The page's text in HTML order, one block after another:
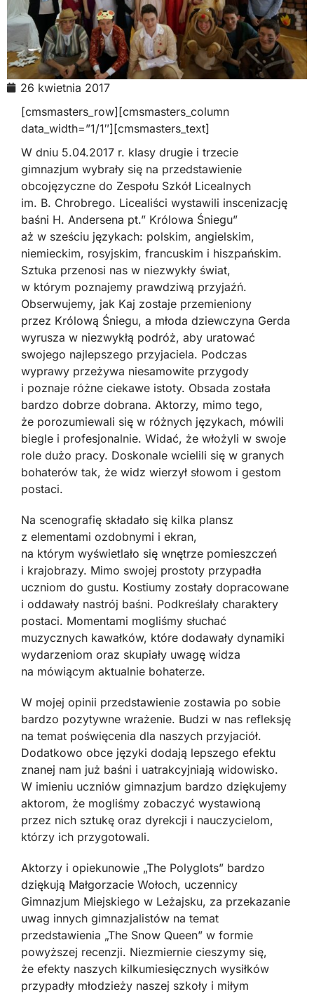
26 kwietnia 2017
[cmsmasters_row][cmsmasters_column
data_width=”1/1″][cmsmasters_text]
W dniu 5.04.2017 r. klasy drugie i trzecie
gimnazjum wybrały się na przedstawienie
obcojęzyczne do Zespołu Szkół Licealnych
im. B. Chrobrego. Licealiści wystawili inscenizację
baśni H. Andersena pt.” Królowa Śniegu”
aż w sześciu językach: polskim, angielskim,
niemieckim, rosyjskim, francuskim i hiszpańskim.
Sztuka przenosi nas w niezwykły świat,
w którym poznajemy prawdziwą przyjaźń.
Obserwujemy, jak Kaj zostaje przemieniony
przez Królową Śniegu, a młoda dziewczyna Gerda
wyrusza w niezwykłą podróż, aby uratować
swojego najlepszego przyjaciela. Podczas
wyprawy przeżywa niesamowite przygody
i poznaje różne ciekawe istoty. Obsada została
bardzo dobrze dobrana. Aktorzy, mimo tego,
że porozumiewali się w różnych językach, mówili
biegle i profesjonalnie. Widać, że włożyli w swoje
role dużo pracy. Doskonale wcielili się w granych
bohaterów tak, że widz wierzył słowom i gestom
postaci.
Na scenografię składało się kilka plansz
z elementami ozdobnymi i ekran,
na którym wyświetlało się wnętrze pomieszczeń
i krajobrazy. Mimo swojej prostoty przypadła
uczniom do gustu. Kostiumy zostały dopracowane
i oddawały nastrój baśni. Podkreślały charaktery
postaci. Momentami mogliśmy słuchać
muzycznych kawałków, które dodawały dynamiki
wydarzeniom oraz skupiały uwagę widza
na mówiącym aktualnie bohaterze.
W mojej opinii przedstawienie zostawia po sobie
bardzo pozytywne wrażenie. Budzi w nas refleksję
na temat poświęcenia dla naszych przyjaciół.
Dodatkowo obce języki dodają lepszego efektu
znanej nam już baśni i uatrakcyjniają widowisko.
W imieniu uczniów gimnazjum bardzo dziękujemy
aktorom, że mogliśmy zobaczyć wystawioną
przez nich sztukę oraz dyrekcji i nauczycielom,
którzy ich przygotowali.
Aktorzy i opiekunowie „The Polyglots” bardzo
dziękują Małgorzacie Wołoch, uczennicy
Gimnazjum Miejskiego w Leżajsku, za przekazanie
uwag innych gimnazjalistów na temat
przedstawienia „The Snow Queen” w formie
powyższej recenzji. Niezmiernie cieszymy się,
że efekty naszych kilkumiesięcznych wysiłków
przypadły młodzieży naszej szkoły i miłym